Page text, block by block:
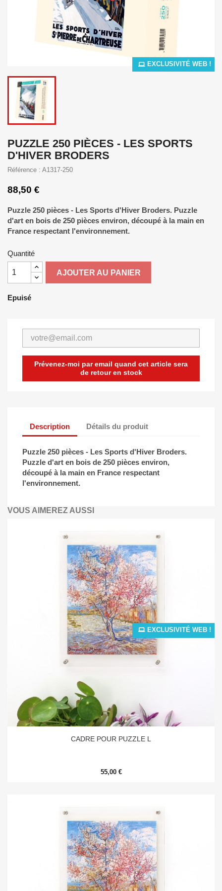
EXCLUSIVITÉ WEB !
PUZZLE 250 PIÈCES - LES SPORTS
D'HIVER BRODERS
Référence : A1317-250
88,50 €
Puzzle 250 pièces - Les Sports d'Hiver Broders. Puzzle
d'art en bois de 250 pièces environ, découpé à la main en
France respectant l'environnement.
Quantité
AJOUTER AU PANIER
Epuisé
Prévenez-moi par email quand cet article sera
de retour en stock
Description Détails du produit
Puzzle 250 pièces - Les Sports d'Hiver Broders.
Puzzle d'art en bois de 250 pièces environ,
découpé à la main en France respectant
l'environnement.
VOUS AIMEREZ AUSSI
CADRE POUR PUZZLE L
55,00 €
EXCLUSIVITÉ WEB !